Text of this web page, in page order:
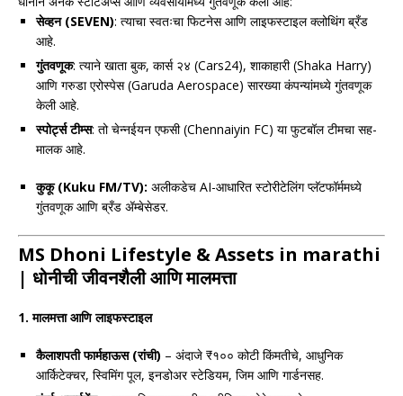
सेव्हन (SEVEN): त्याचा स्वतःचा फिटनेस आणि लाइफस्टाइल क्लोथिंग ब्रँड
आहे.
गुंतवणूक: त्याने खाता बुक, कार्स २४ (Cars24), शाकाहारी (Shaka Harry)
आणि गरुडा एरोस्पेस (Garuda Aerospace) सारख्या कंपन्यांमध्ये गुंतवणूक
केली आहे.
स्पोर्ट्स टीम्स: तो चेन्नईयन एफसी (Chennaiyin FC) या फुटबॉल टीमचा सह-
मालक आहे.
कुकू (Kuku FM/TV): अलीकडेच AI-आधारित स्टोरीटेलिंग प्लॅटफॉर्ममध्ये
गुंतवणूक आणि ब्रँड ॲम्बेसेडर.
MS Dhoni Lifestyle & Assets in marathi
| धोनीची जीवनशैली आणि मालमत्ता
1.मालमत्ता आणि लाइफस्टाइल
कैलाशपती फार्महाऊस (रांची) – अंदाजे ₹१०० कोटी किंमतीचे, आधुनिक
आर्किटेक्चर, स्विमिंग पूल, इनडोअर स्टेडियम, जिम आणि गार्डनसह.